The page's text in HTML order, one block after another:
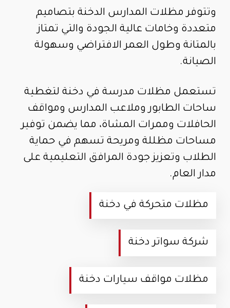
وتتوفر مظلات المدارس الدخنة بتصاميم
متعددة وخامات عالية الجودة والتي تمتاز
بالمتانة وطول العمر الافتراضي وسهولة
الصيانة.
تستعمل مظلات مدرسة في دخنة لتغطية
ساحات الطابور وملاعب المدارس ومواقف
الحافلات وممرات المشاة، مما يضمن توفير
مساحات مظللة ومريحة تسهم في حماية
الطلاب وتعزيز جودة المرافق التعليمية على
مدار العام.
مظلات متحركة في دخنة
شركة سواتر دخنة
مظلات مواقف سيارات دخنة